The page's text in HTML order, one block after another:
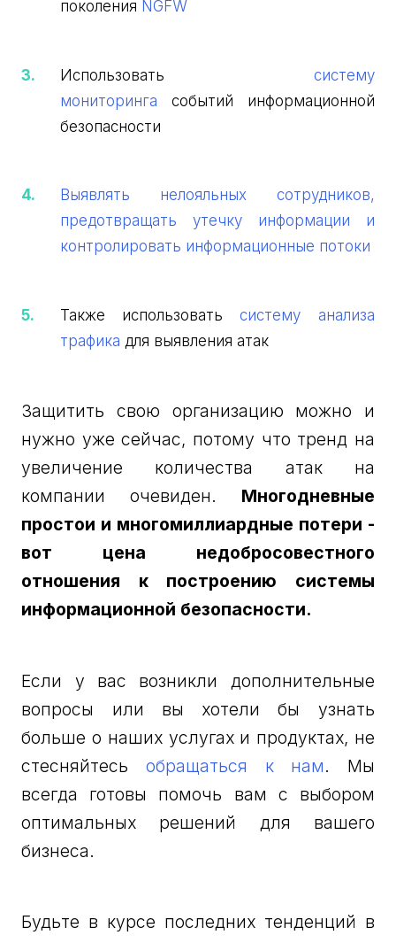
поколения NGFW
Использовать систему
мониторинга событий информационной
безопасности
Выявлять нелояльных сотрудников,
предотвращать утечку информации и
контролировать информационные потоки
Также использовать систему анализа
трафика для выявления атак
Защитить свою организацию можно и
нужно уже сейчас, потому что тренд на
увеличение количества атак на
компании очевиден. Многодневные
простои и многомиллиардные потери -
вот цена недобросовестного
отношения к построению системы
информационной безопасности.
Если у вас возникли дополнительные
вопросы или вы хотели бы узнать
больше о наших услугах и продуктах, не
стесняйтесь обращаться к нам. Мы
всегда готовы помочь вам с выбором
оптимальных решений для вашего
бизнеса.
Будьте в курсе последних тенденций в